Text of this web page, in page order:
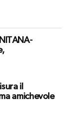
il
amichevole